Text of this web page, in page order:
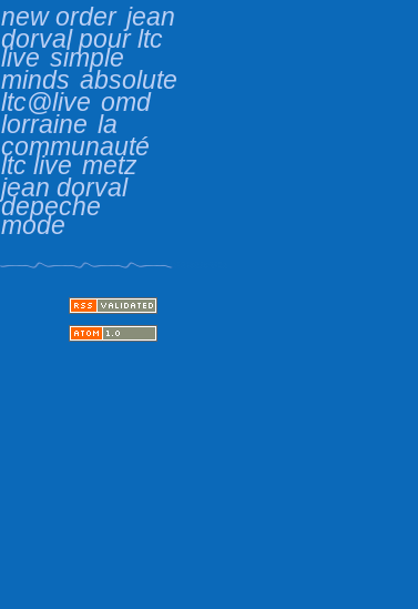
new order jean
dorval pour ltc
live simple
minds absolute
ltc@live omd
lorraine la
communauté
ltc live metz
jean dorval
depeche
mode